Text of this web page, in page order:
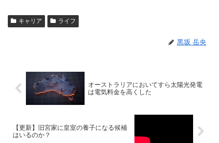
キャリア ライフ
黒坂 岳央
オーストラリアにおいてすら太陽光発電
は電気料金を高くした
【更新】旧宮家に皇室の養子になる候補
はいるのか？